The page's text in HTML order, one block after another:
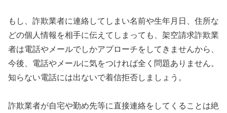
もし、詐欺業者に連絡してしまい名前や生年月日、住所な
どの個人情報を相手に伝えてしまっても、架空請求詐欺業
者は電話やメールでしかアプローチをしてきませんから、
今後、電話やメールに気をつければ全く問題ありません。
知らない電話には出ないで着信拒否しましょう。
詐欺業者が自宅や勤め先等に直接連絡をしてくることは絶